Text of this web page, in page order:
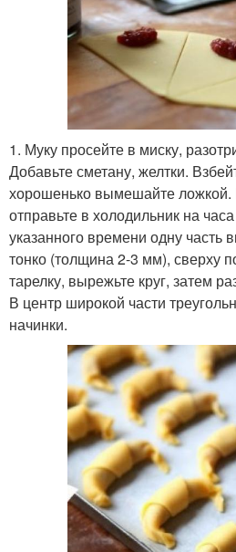
1. Муку просейте в миску,
Добавьте сметану, желтки.
хорошенько вымешайте ложкой.
отправьте в холодильник на
указанного времени одну часть
тонко (толщина 2-3 мм), сверху
тарелку, вырежьте круг, затем
В центр широкой части
начинки.